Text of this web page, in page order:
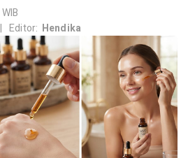
| Editor: Hendika